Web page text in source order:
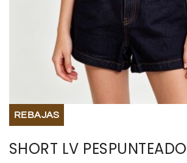
TECNOLOGIA
HOGAR
TARJETAS
REBAJAS
SHORT LV PESPUNTEADO